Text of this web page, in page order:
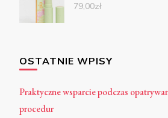
79,00zł
OSTATNIE WPISY
Praktyczne wsparcie podczas
procedur